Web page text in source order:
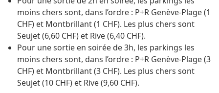
moins chers sont, dans l’ordre : P+R Genève-Plage (1
CHF) et Montbrillant (1 CHF). Les plus chers sont
Seujet (6,60 CHF) et Rive (6,40 CHF).
Pour une sortie en soirée de 3h, les parkings les
moins chers sont, dans l’ordre : P+R Genève-Plage (3
CHF) et Montbrillant (3 CHF). Les plus chers sont
Seujet (10 CHF) et Rive (9,60 CHF).